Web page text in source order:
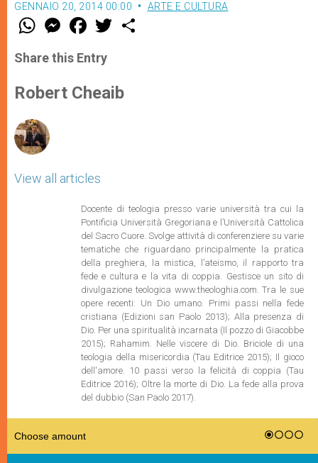
GENNAIO 20, 2014 00:00 ARTE E CULTURA
W
t
s
p
p
M
e
s
e
g
e
F
a
e
b
o
k
w
r
Share this Entry
Robert Cheaib
View all articles
Docente di teologia presso varie università tra cui la
Pontificia Università Gregoriana e l’Università Cattolica
del Sacro Cuore. Svolge attività di conferenziere su varie
tematiche che riguardano principalmente la pratica
della preghiera, la mistica, l’ateismo, il rapporto tra
fede e cultura e la vita di coppia. Gestisce un sito di
divulgazione teologica www.theologhia.com. Tra le sue
opere recenti: Un Dio umano. Primi passi nella fede
cristiana (Edizioni san Paolo 2013); Alla presenza di
Dio. Per una spiritualità incarnata (Il pozzo di Giacobbe
2015); Rahamim. Nelle viscere di Dio. Briciole di una
teologia della misericordia (Tau Editrice 2015); Il gioco
dell'amore. 10 passi verso la felicità di coppia (Tau
Editrice 2016); Oltre la morte di Dio. La fede alla prova
del dubbio (San Paolo 2017).